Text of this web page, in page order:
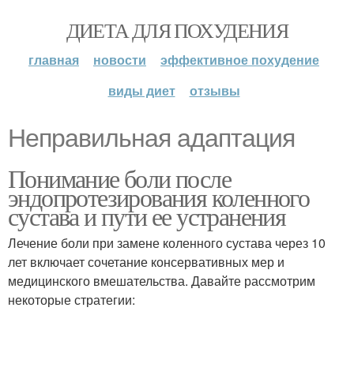
ДИЕТА ДЛЯ ПОХУДЕНИЯ
главная новости
эффективное похудение
виды диет
отзывы
Неправильная адаптация
Понимание боли после
эндопротезирования коленного
сустава и пути ее устранения
Лечение боли при замене коленного сустава через 10
лет включает сочетание консервативных мер и
медицинского вмешательства. Давайте рассмотрим
некоторые стратегии: